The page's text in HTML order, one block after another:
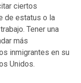
ciertos
de estatus o la
Tener una
más
inmigrantes en su
Unidos.